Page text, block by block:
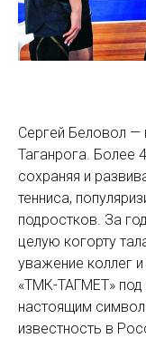
Сергей Беловол —
Таганрога. Более
сохраняя и
тенниса,
подростков. За
целую когорту
уважение коллег
«ТМК-ТАГМЕТ» под
настоящим
известность в